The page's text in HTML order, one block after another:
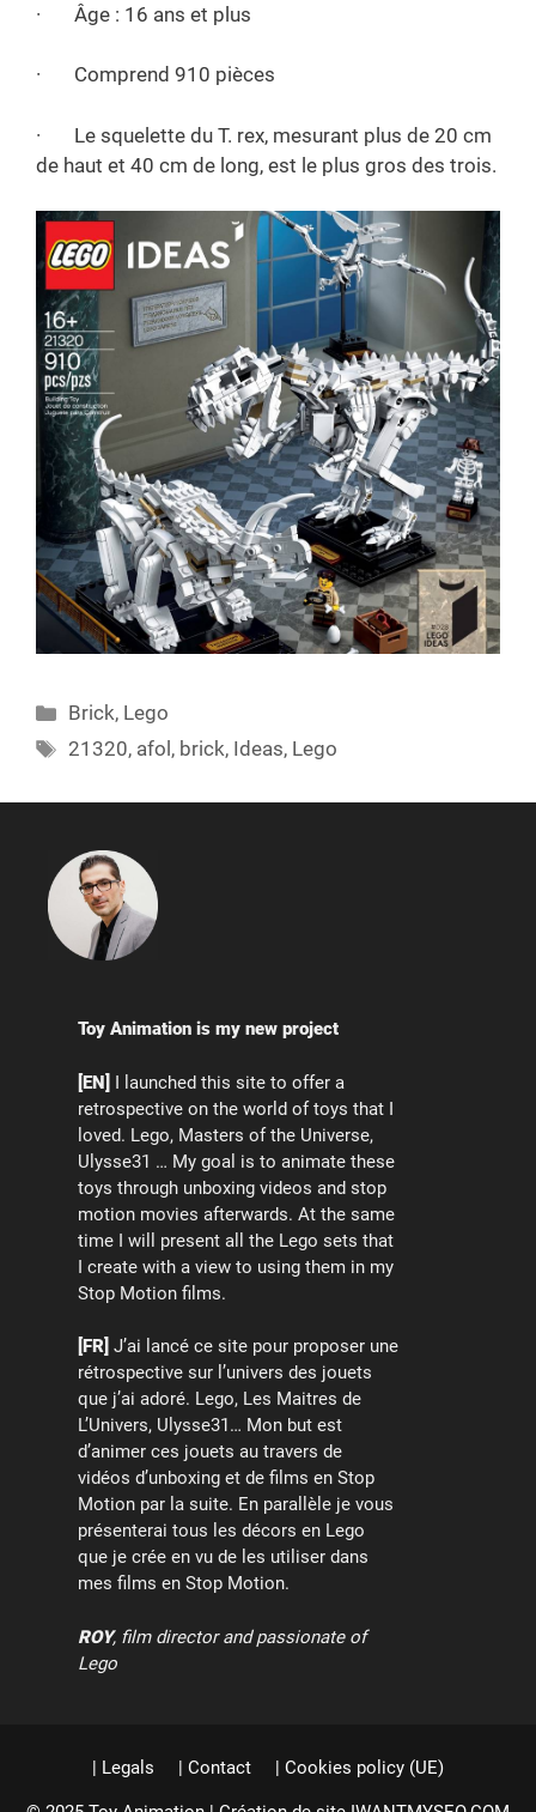
· Âge : 16 ans et plus
· Comprend 910 pièces
· Le squelette du T. rex, mesurant plus de 20 cm
de haut et 40 cm de long, est le plus gros des trois.
Categories
Brick, Lego
Tags
21320, afol , brick, Ideas, Lego
Toy Animation is my new project
[EN] I launched this site to offer a
retrospective on the world of toys that I
loved. Lego, Masters of the Universe,
Ulysse31 … My goal is to animate these
toys through unboxing videos and stop
motion movies afterwards. At the same
time I will present all the Lego sets that
I create with a view to using them in my
Stop Motion films.
[FR] J’ai lancé ce site pour proposer une
rétrospective sur l’univers des jouets
que j’ai adoré. Lego, Les Maitres de
L’Univers, Ulysse31… Mon but est
d’animer ces jouets au travers de
vidéos d’unboxing et de films en Stop
Motion par la suite. En parallèle je vous
présenterai tous les décors en Lego
que je crée en vu de les utiliser dans
mes films en Stop Motion.
ROY, film director and passionate of
Lego
| Legals | Contact | Cookies policy (UE)